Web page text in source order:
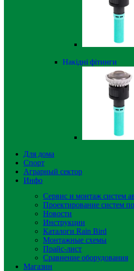
Накідні фітинги
Для дома
Спорт
Аграрный сектор
Инфо
Сервис и монтаж систем
Проектирование систем
Новости
Инструкции
Каталоги Rain Bird
Монтажные схемы
Прайс-лист
Сравнение оборудования
Магазин